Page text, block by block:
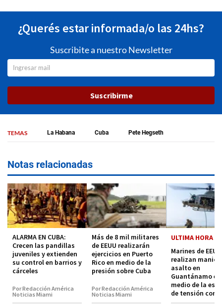
¿Querés estar informada/o las 24hs?
Suscribite a nuestro Newsletter
Suscribirme
TEMAS La Habana Cuba Pete Hegseth
Notas relacionadas
ALARMA EN CUBA:
Crecen las pandillas
juveniles y extienden
su control en barrios y
cárceles
Por Redacción América
Noticias Miami
Más de 8 mil militares
de EEUU realizarán
ejercicios en Puerto
Rico en medio de la
presión sobre Cuba
Por Redacción América
Noticias Miami
ULTIMA HORA
Marines de EEUU
realizan
asalto en
Guantánamo en
medio de la
de tensión con